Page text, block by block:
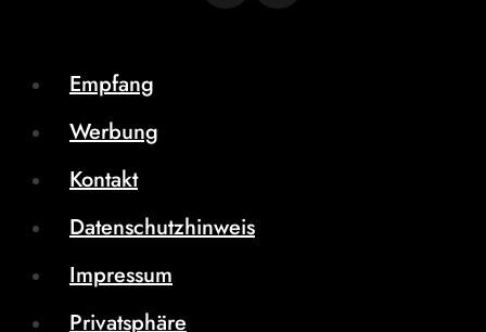
Empfang
Werbung
Kontakt
Datenschutzhinweis
Impressum
Privatsphäre